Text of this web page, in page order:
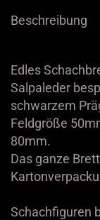
Beschreibung
Edles
Salpaleder
schwarzem
Feldgröße
80mm.
Das ganze
Schachfiguren